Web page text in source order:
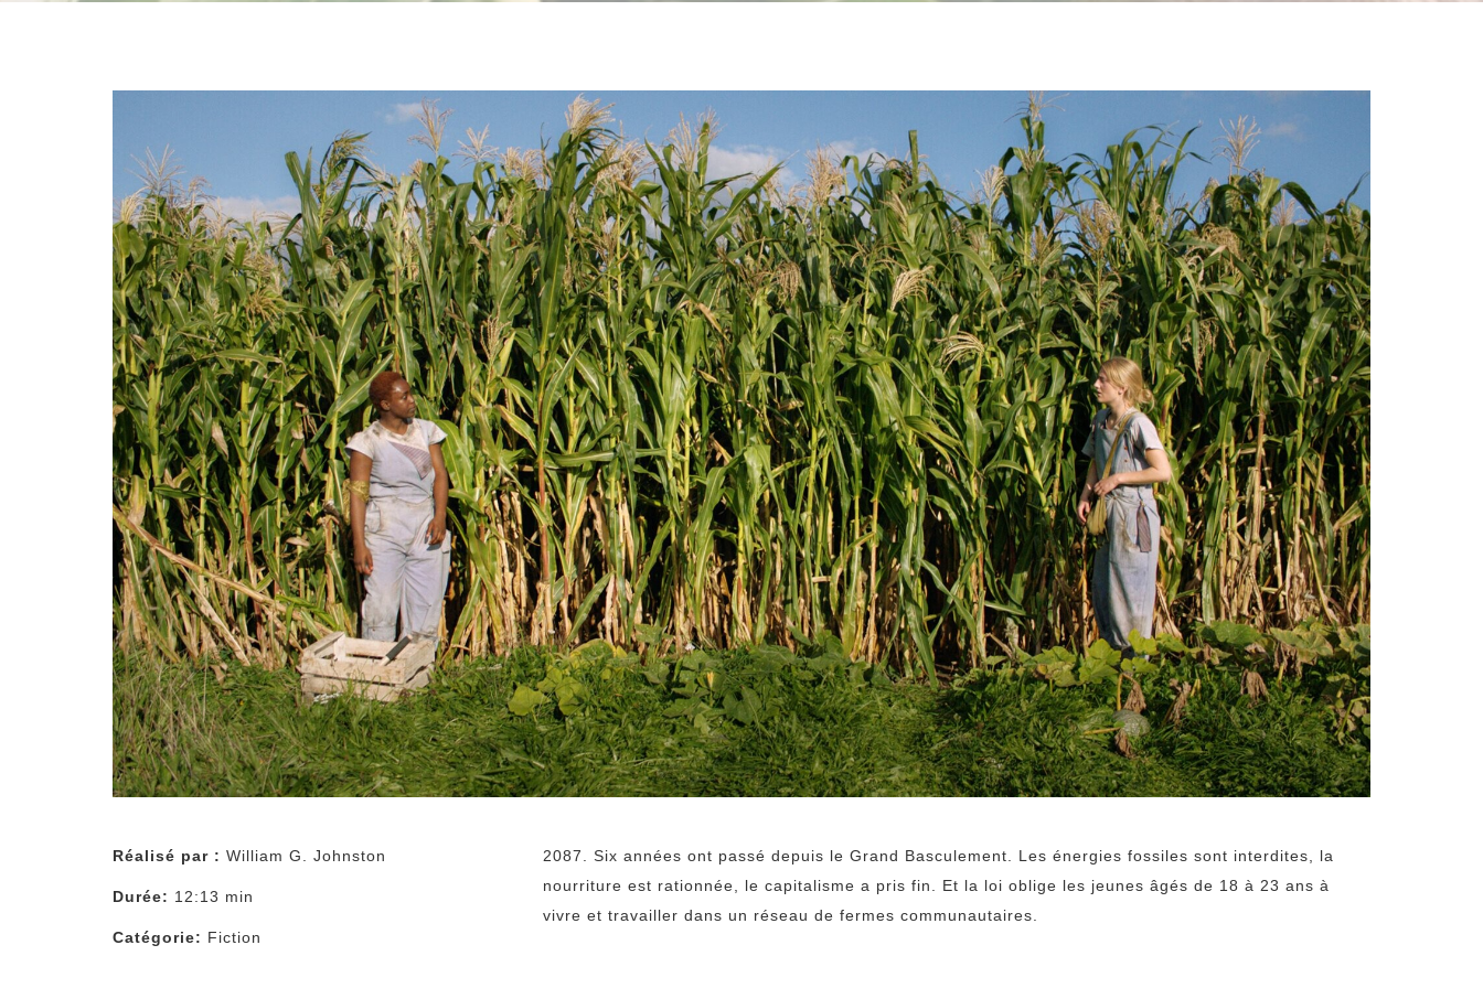
Réalisé par : William G. Johnston
Durée: 12:13 min
Catégorie: Fiction
2087. Six années ont passé depuis le Grand Basculement. Les énergies fossiles sont interdites, la
nourriture est rationnée, le capitalisme a pris fin. Et la loi oblige les jeunes âgés de 18 à 23 ans à
vivre et travailler dans un réseau de fermes communautaires.